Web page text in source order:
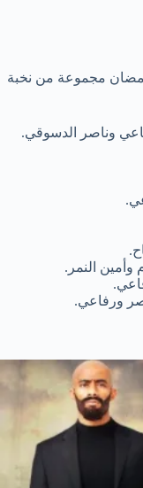
مجموعة من نخبة
وناصر الدسوقي.
النمر.
ورفاعي.